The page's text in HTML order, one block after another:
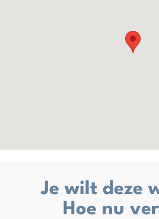
Je wilt deze
Hoe nu